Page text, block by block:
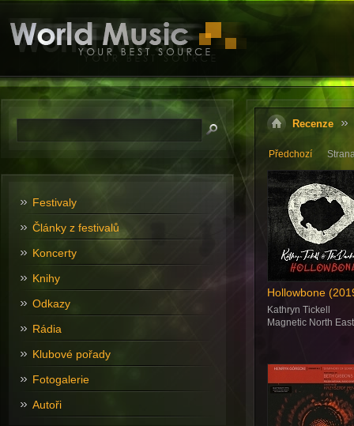
Recenze
Předchozí
Hollowbone
Kathryn Tickell
Magnetic North East
Festivaly
Články z festivalů
Koncerty
Knihy
Odkazy
Rádia
Klubové pořady
Fotogalerie
Autoři